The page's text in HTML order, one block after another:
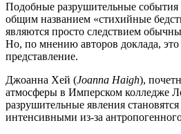
Подобные разрушительные события
общим названием «стихийные
являются просто следствием
Но, по мнению авторов доклада,
представление.
Джоанна Хей (Joanna Haigh),
атмосферы в Имперском колледже
разрушительные явления
интенсивными из-за